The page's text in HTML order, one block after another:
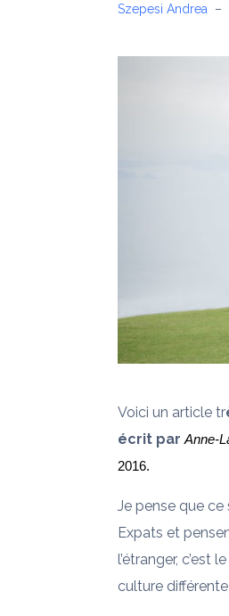
Szepesi Andrea –
Voici un article tr
écrit par Anne-
2016.
Je pense que
Expats et
l’étranger, c’est
culture